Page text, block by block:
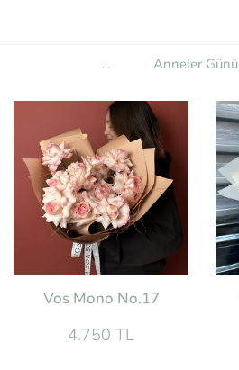
... Anneler Günü
Vos Mono No.17
4.750 TL